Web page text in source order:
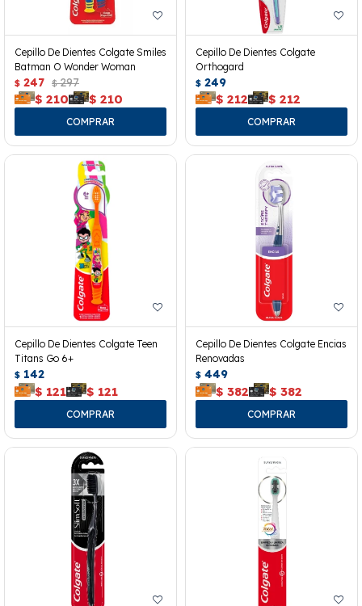
Cepillo De Dientes Colgate Smiles
Batman O Wonder Woman
$ 247 $ 297
$ 210 $ 210
Cepillo De Dientes Colgate
Orthogard
$ 249
$ 212 $ 212
Cepillo De Dientes Colgate Teen
Titans Go 6+
$ 142
$ 121 $ 121
Cepillo De Dientes Colgate Encias
Renovadas
$ 449
$ 382 $ 382